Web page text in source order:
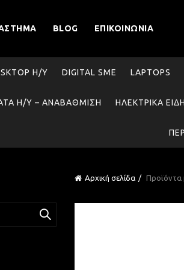
BLOG ΕΠΙΚΟΙΝΩΝΊΑ
Η/Υ DIGITAL SME LAPTOPS
Η/Υ – ΑΝΑΒΆΘΜΙΣΗ ΗΛΕΚΤΡΙΚΆ ΕΊΔΗ
Αρχική σελίδα Προϊόντα